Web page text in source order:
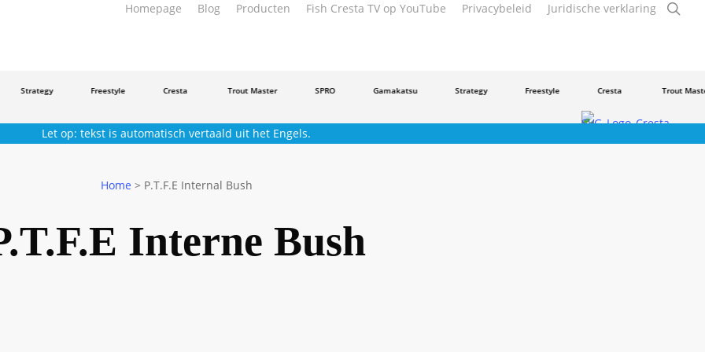
Homepage Blog Producten Fish Cresta TV op YouTube Privacybeleid Juridische verklaring
Strategy Freestyle Cresta Trout Master SPRO Gamakatsu Strategy Freestyle Cresta Trout Master
Let op: tekst is automatisch vertaald uit het Engels.
Home > P.T.F.E Internal Bush
Interne Bush